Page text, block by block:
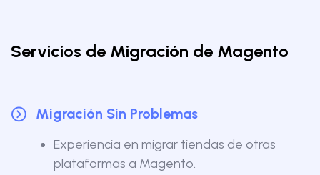
Servicios de Migración de Magento
Migración Sin Problemas
Experiencia en migrar tiendas de otras
plataformas a Magento.